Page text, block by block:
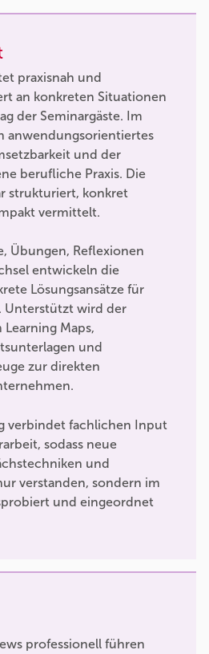
praxisnah und
an konkreten Situationen
der Seminargäste. Im
anwendungsorientiertes
und der
berufliche Praxis. Die
strukturiert, konkret
vermittelt.
Übungen, Reflexionen
entwickeln die
Lösungsansätze für
Unterstützt wird der
Maps,
und
zur direkten
verbindet fachlichen Input
sodass neue
und
verstanden, sondern im
und eingeordnet
professionell führen